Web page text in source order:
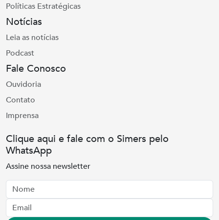
Políticas Estratégicas
Notícias
Leia as notícias
Podcast
Fale Conosco
Ouvidoria
Contato
Imprensa
Clique aqui e fale com o Simers pelo
WhatsApp
Assine nossa newsletter
Nome
Email